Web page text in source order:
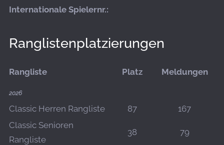
Internationale Spielernr.:
Ranglistenplatzierungen
Rangliste Platz Meldungen
2026
Classic Herren Rangliste 87
167
Classic Senioren
Rangliste
38 79